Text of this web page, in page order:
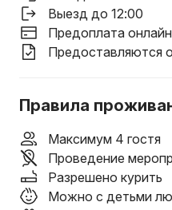
Выезд до 12:00
Предоплата
Предоставляются
Правила
Максимум 4 гостя
Проведение
Разрешено курить
Можно с детьми